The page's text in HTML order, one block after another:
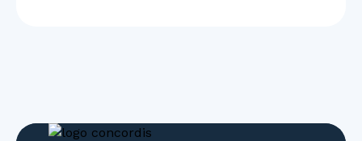
belle entrée avec son SAS de 18 m² - Un grand